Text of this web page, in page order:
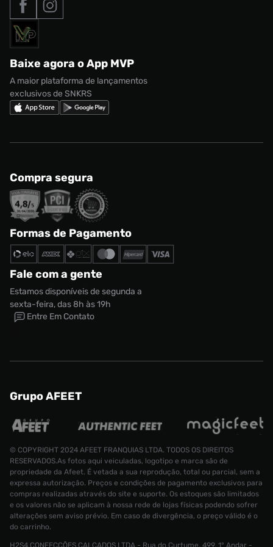
Acessórios
Marcas
adidas Adi2000
adidas Campus
Nike Shox
Termos de uso
Política de privacidade
Regulamento CRM/ CASHBACK
Regulamento Cupom
Formas de Pagamento
Solicite seus dados
Baixe agora o App MVP
A maior plataforma de lançamentos
exclusivos de SNKRS
Compra segura
Formas de Pagamento
Fale com a gente
Estamos disponíveis de segunda a
sexta-feira, das 8h às 19h
Entre Em Contato
Grupo AFEET
© COPYRIGHT 2024 AFEET FRANQUIAS LTDA. TODOS OS DIREITOS
RESERVADOS.As fotos aqui veiculadas, logotipo e marca são de
propriedade da Afeet. É vetada a sua reprodução, total ou parcial, sem a
expressa autorização. Preços e condições de pagamento exclusivos para
compras realizadas através do site e suporte. Os estoques são limitados
e os valores não se aplicam à nossa rede de lojas físicas podendo sofrer
alterações sem aviso prévio. Em caso de divergência, o preço válido é o
do carrinho.
H2S4 CONFECÇÕES CALÇADOS LTDA - Rua do Curtume, 499, 1° Andar -